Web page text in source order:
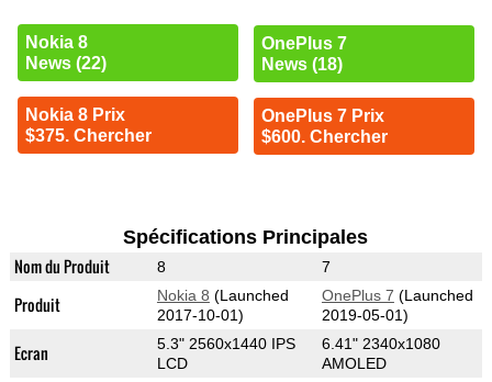
Nokia 8
News (22)
Nokia 8 Prix
$375. Chercher
OnePlus 7
News (18)
OnePlus 7 Prix
$600. Chercher
Spécifications Principales
Nom du Produit 8 7
Produit Nokia 8 (Launched
2017-10-01)
OnePlus 7 (Launched
2019-05-01)
Ecran
5.3" 2560x1440 IPS
LCD
6.41" 2340x1080
AMOLED